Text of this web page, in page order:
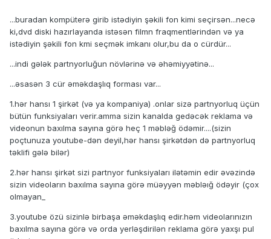
...buradan kompüterə girib istədiyin şəkili fon kimi seçirsən...necə
ki,dvd diski hazırlayanda istəsən filmn fraqmentlərindən və ya
istədiyin şəkili fon kmi seçmək imkanı olur,bu da o cürdür...
...indi gələk partnyorluğun növlərinə və əhəmiyyətinə...
...əsasən 3 cür əməkdaşlıq forması var...
1.hər hansı 1 şirkət (və ya kompaniya) .onlar sizə partnyorluq üçün
bütün funksiyaları verir.amma sizin kanalda gedəcək reklama və
videonun baxılma sayına görə heç 1 məbləğ ödəmir....(sizin
poçtunuza youtube-dən deyil,hər hansı şirkətdən də partnyorluq
təklifi gələ bilər)
2.hər hansı şirkət sizi partnyor funksiyaları ilətəmin edir əvəzində
sizin videoların baxılma sayına görə müəyyən məbləığ ödəyir (çox
olmayan_
3.youtube özü sizinlə birbaşa əməkdaşlıq edir.həm videolarınızın
baxılma sayına görə və orda yerləşdirilən reklama görə yaxşı pul